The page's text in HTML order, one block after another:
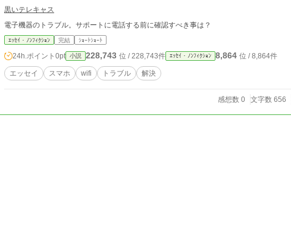
黒いテレキャス
電子機器のトラブル。サポートに電話する前に確認すべき事は？
ｴｯｾｲ・ﾉﾝﾌｨｸｼｮﾝ 完結 ｼｮｰﾄｼｮｰﾄ
24h.ポイント 0pt 小説 228,743 位 / 228,743件 ｴｯｾｲ・ﾉﾝﾌｨｸｼｮﾝ 8,864 位 / 8,864件
エッセイ スマホ wifi トラブル 解決
感想数 0 文字数 656